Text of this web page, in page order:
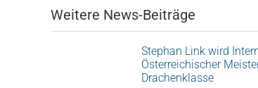
Weitere News-Beiträge
Stephan Link wird
Österreichischer
Drachenklasse